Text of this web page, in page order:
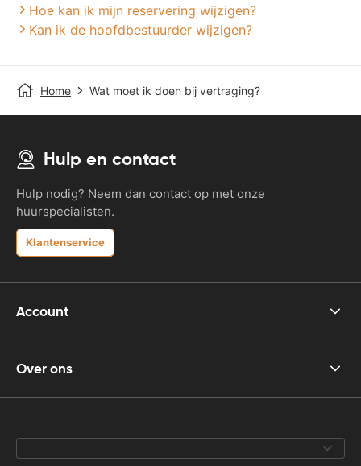
Hoe kan ik mijn reservering wijzigen?
Kan ik de hoofdbestuurder wijzigen?
Home Wat moet ik doen bij vertraging?
Hulp en contact
Hulp nodig? Neem dan contact op met onze
huurspecialisten.
Klantenservice
Account
Over ons